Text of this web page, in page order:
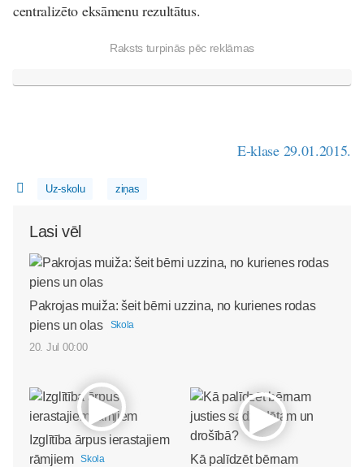
centralizēto eksāmenu rezultātus.
Raksts turpinās pēc reklāmas
E-klase 29.01.2015.
Uz-skolu ziņas
Lasi vēl
Pakrojas muiža: šeit bērni uzzina, no kurienes rodas
piens un olas
Skola
20. Jul 00:00
Izglītība ārpus ierastajiem
rāmjiem
Skola
Kā palīdzēt bērnam